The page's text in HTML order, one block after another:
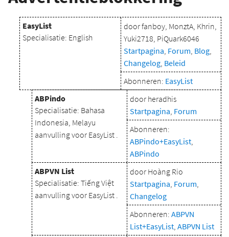
EasyList
Specialisatie: English
door fanboy, MonztA, Khrin,
Yuki2718, PiQuark6046
Startpagina, Forum, Blog,
Changelog, Beleid
Abonneren: EasyList
ABPindo
Specialisatie: Bahasa
Indonesia, Melayu
aanvulling voor EasyList .
door heradhis
Startpagina, Forum
Abonneren:
ABPindo+EasyList,
ABPindo
ABPVN List
Specialisatie: Tiếng Việt
aanvulling voor EasyList .
door Hoàng Rio
Startpagina, Forum,
Changelog
Abonneren: ABPVN
List+EasyList, ABPVN List